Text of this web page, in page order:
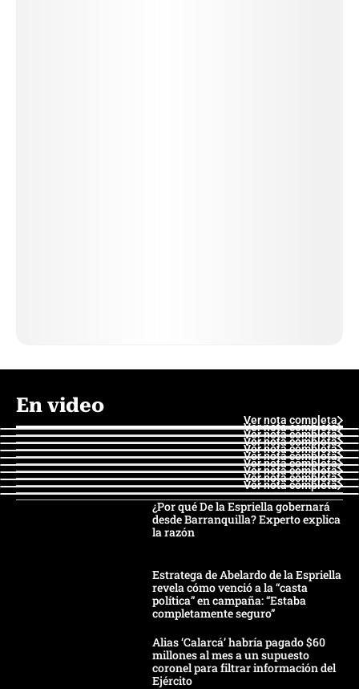
En video
Ver nota completa
Ver nota completa
Ver nota completa
Ver nota completa
Ver nota completa
Ver nota completa
Ver nota completa
Ver nota completa
Ver nota completa
Ver nota completa
¿Por qué De la Espriella gobernará
desde Barranquilla? Experto explica
la razón
Estratega de Abelardo de la Espriella
revela cómo venció a la “casta
política” en campaña: “Estaba
completamente seguro”
Alias ‘Calarcá’ habría pagado $60
millones al mes a un supuesto
coronel para filtrar información del
Ejército